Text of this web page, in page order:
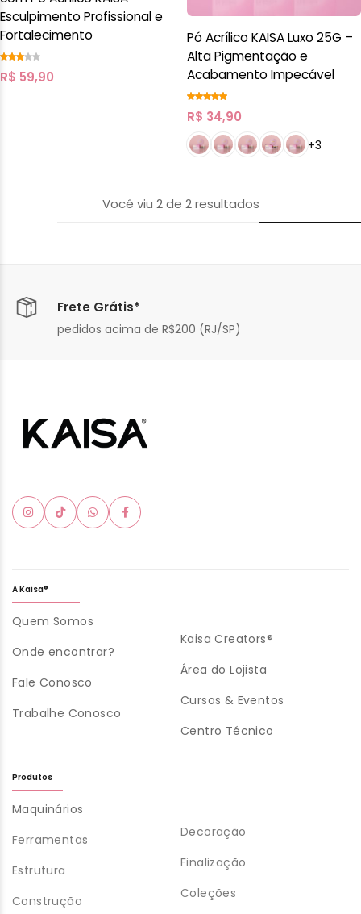
Esculpimento Profissional e
Fortalecimento
R$ 59,90
Pó Acrílico KAISA Luxo 25G –
Alta Pigmentação e
Acabamento Impecável
R$ 34,90
+3
Você viu 2de 2resultados
Frete Grátis*
pedidos acima de R$200 (RJ/SP)
A Kaisa®
Quem Somos
Onde encontrar?
Fale Conosco
Trabalhe Conosco
Kaisa Creators®
Área do Lojista
Cursos & Eventos
Centro Técnico
Produtos
Maquinários
Ferramentas
Estrutura
Construção
Decoração
Finalização
Coleções